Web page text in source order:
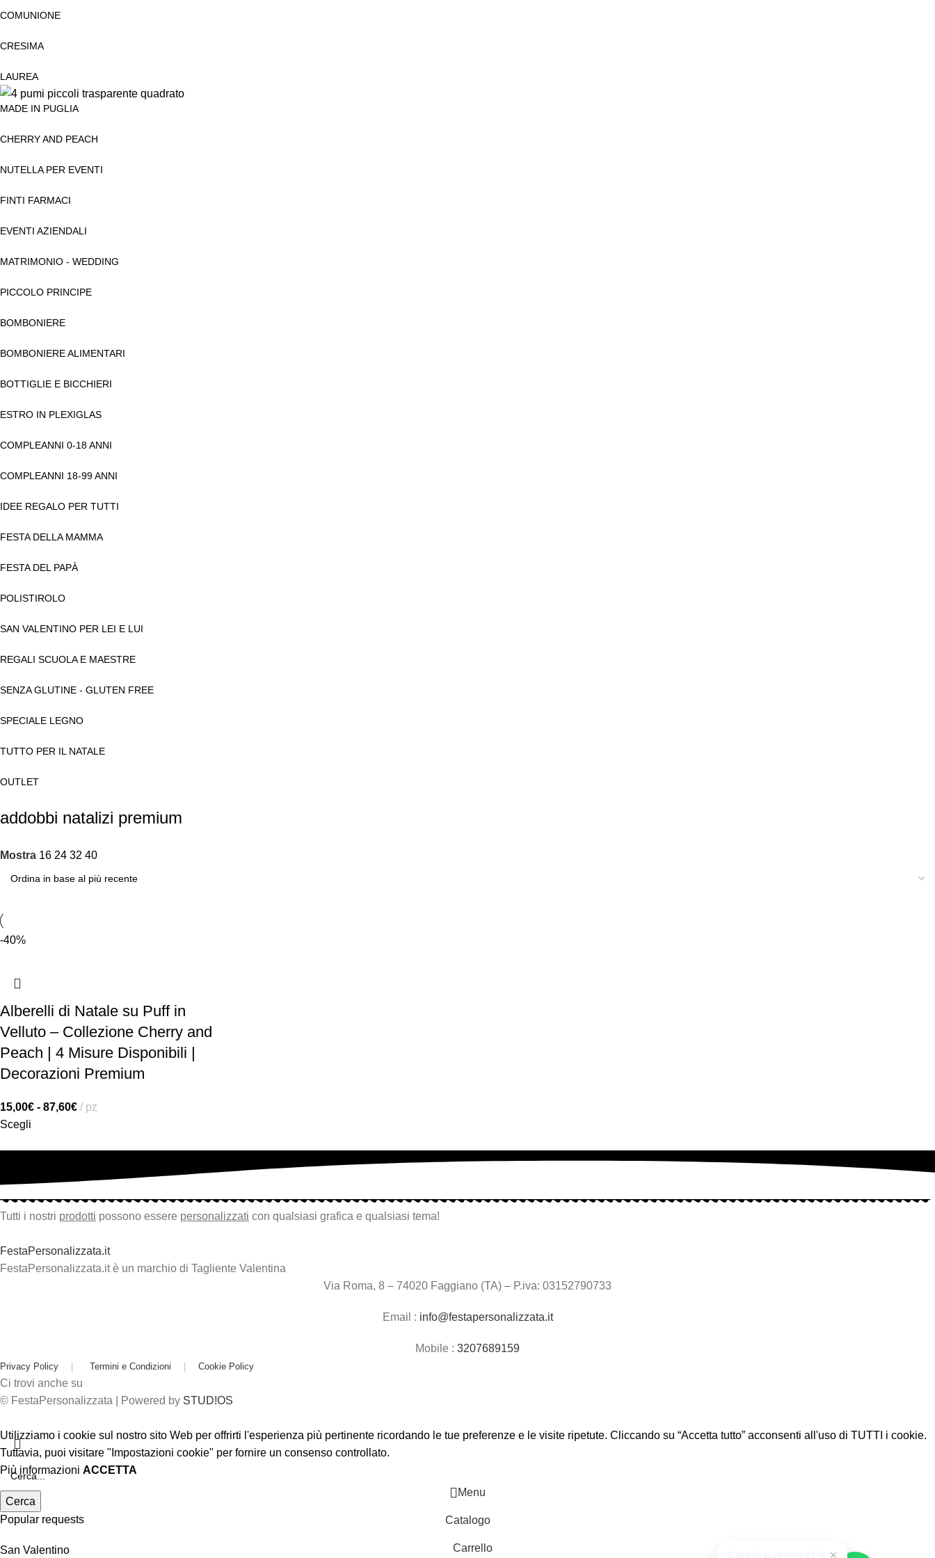
COMUNIONE
CRESIMA
LAUREA
MADE IN PUGLIA
CHERRY AND PEACH
NUTELLA PER EVENTI
FINTI FARMACI
EVENTI AZIENDALI
MATRIMONIO - WEDDING
PICCOLO PRINCIPE
BOMBONIERE
BOMBONIERE ALIMENTARI
BOTTIGLIE E BICCHIERI
ESTRO IN PLEXIGLAS
COMPLEANNI 0-18 ANNI
COMPLEANNI 18-99 ANNI
IDEE REGALO PER TUTTI
FESTA DELLA MAMMA
FESTA DEL PAPÀ
POLISTIROLO
SAN VALENTINO PER LEI E LUI
REGALI SCUOLA E MAESTRE
SENZA GLUTINE - GLUTEN FREE
SPECIALE LEGNO
TUTTO PER IL NATALE
OUTLET
addobbi natalizi premium
Mostra 16 24 32 40
-40%
Alberelli di Natale su Puff in
Velluto – Collezione Cherry and
Peach | 4 Misure Disponibili |
Decorazioni Premium
15,00€ - 87,60€
pz
Scegli
Tutti i nostri prodotti possono essere personalizzati con qualsiasi grafica e qualsiasi tema!
FestaPersonalizzata.it
FestaPersonalizzata.it è un marchio di Tagliente Valentina
Via Roma, 8 – 74020 Faggiano (TA) – P.iva: 03152790733
Email : info@festapersonalizzata.it
Mobile : 3207689159
Privacy Policy | Termini e Condizioni | Cookie Policy
Ci trovi anche su
© FestaPersonalizzata | Powered by STUD!OS
Cerca
Popular requests
San Valentino
Utilizziamo i cookie sul nostro sito Web per offrirti l'esperienza più pertinente ricordando le tue preferenze e le visite ripetute. Cliccando su “Accetta tutto” acconsenti all'uso di TUTTI i cookie.
Tuttavia, puoi visitare "Impostazioni cookie" per fornire un consenso controllato.
Più informazioni ACCETTA
×
Menu
Catalogo
Carrello